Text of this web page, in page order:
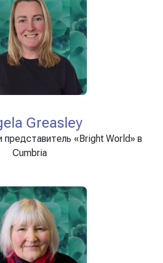
Greasley
«Bright World» в
Cumbria